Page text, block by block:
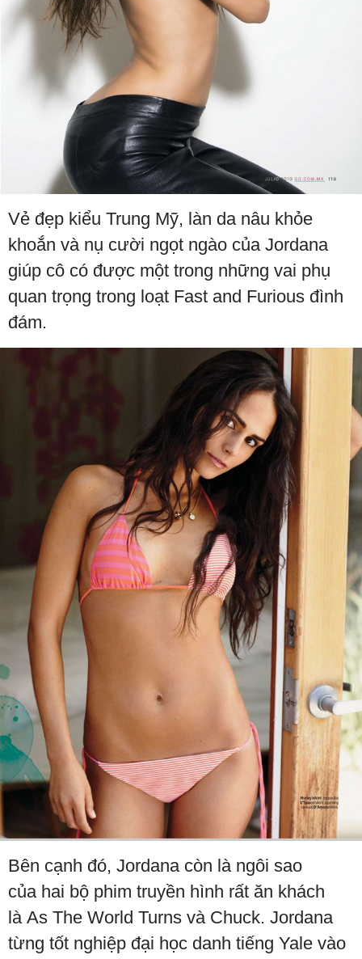
Vẻ đẹp kiểu Trung Mỹ, làn da nâu khỏe
khoắn và nụ cười ngọt ngào của Jordana
giúp cô có được một trong những vai phụ
quan trọng trong loạt Fast and Furious đình
đám.
Bên cạnh đó, Jordana còn là ngôi sao
của hai bộ phim truyền hình rất ăn khách
là As The World Turns và Chuck. Jordana
từng tốt nghiệp đại học danh tiếng Yale vào